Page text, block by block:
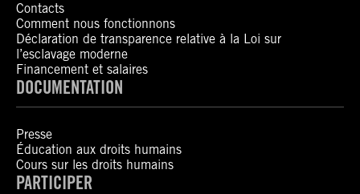
Contacts
Comment nous fonctionnons
Déclaration de transparence relative à la Loi sur
l’esclavage moderne
Financement et salaires
DOCUMENTATION
Presse
Éducation aux droits humains
Cours sur les droits humains
PARTICIPER